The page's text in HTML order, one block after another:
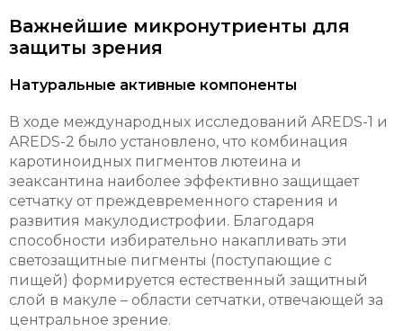
Важнейшие микронутриенты для
защиты зрения
Натуральные активные компоненты
В ходе международных исследований AREDS-1 и
AREDS-2 было установлено, что комбинация
каротиноидных пигментов лютеина и
зеаксантина наиболее эффективно защищает
сетчатку от преждевременного старения и
развития макулодистрофии. Благодаря
способности избирательно накапливать эти
светозащитные пигменты (поступающие с
пищей) формируется естественный защитный
слой в макуле – области сетчатки, отвечающей за
центральное зрение.